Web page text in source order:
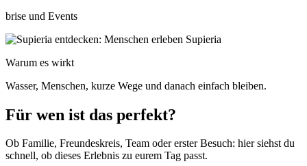
brise und Events
Warum es wirkt
Wasser, Menschen, kurze Wege und danach einfach bleiben.
Für wen ist das perfekt?
Ob Familie, Freundeskreis, Team oder erster Besuch: hier siehst du
schnell, ob dieses Erlebnis zu eurem Tag passt.